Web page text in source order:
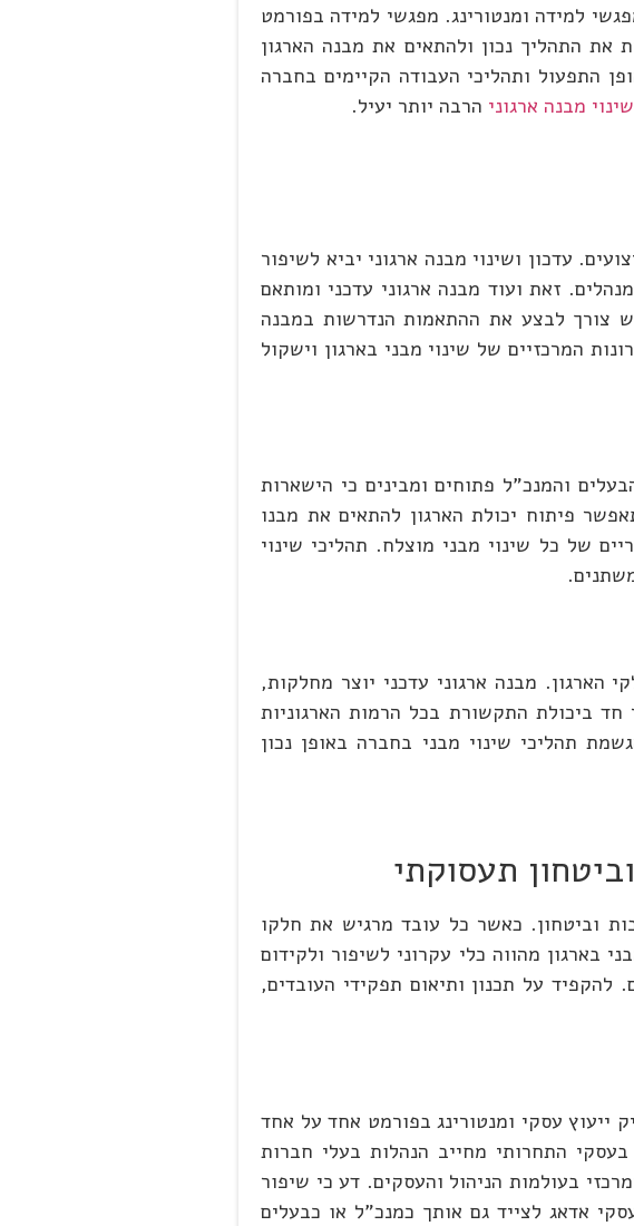
למידה ומנטורינג. מפגשי למידה בפורמט
בכדי לעשות את התהליך נכון ולהתאים את מבנה הארגון
התפעול ותהליכי העבודה הקיימים בחברה
שינוי מבנה ארגוני הרבה יותר יעיל.
עדכון ושינוי מבנה ארגוני יביא לשיפור
זאת ועוד מבנה ארגוני עדכני ומותאם
צורך לבצע את ההתאמות הנדרשות במבנה
המרכזיים של שינוי מבני בארגון וישקול
והמנכ"ל פתוחים ומבינים כי הישארות
פיתוח יכולת הארגון להתאים את מבנו
של כל שינוי מבני מוצלח. תהליכי שינוי
מבנה ארגוני עדכני יוצר מחלקות,
ביכולת התקשורת בכל הרמות הארגוניות
תהליכי שינוי מבני בחברה באופן נכון
תעסוקתי
וביטחון. כאשר כל עובד מרגיש את חלקו
בארגון מהווה כלי עקרוני לשיפור ולקידום
על תכנון ותיאום תפקידי העובדים,
ייעוץ עסקי ומנטורינג בפורמט אחד על אחד
מפגשי למידה, חשיבה ומנטורינג בפורמט 1:1. דע כי העולם בעסקי התחרותי מחייב הנהלות בעלי חברות
בעולמות הניהול והעסקים. דע כי שיפור
אדאג לצייד גם אותך כמנכ"ל או כבעלים